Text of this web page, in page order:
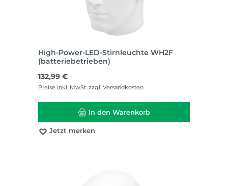
High-Power-LED-Stirnleuchte WH2F
(batteriebetrieben)
Regulärer Preis:
132,99 €
Preise inkl. MwSt. zzgl. Versandkosten
In den Warenkorb
Jetzt merken